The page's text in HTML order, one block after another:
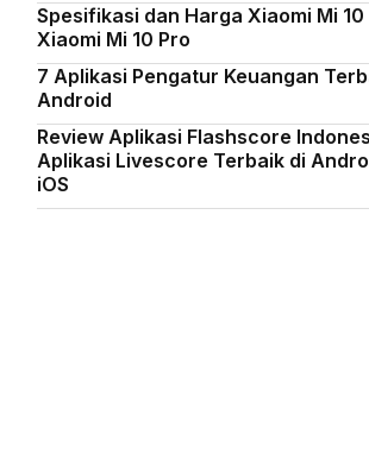
Spesifikasi dan Harga Xiaomi Mi 10
Xiaomi Mi 10 Pro
7 Aplikasi Pengatur Keuangan
Android
Review Aplikasi Flashscore
Aplikasi Livescore Terbaik di
iOS